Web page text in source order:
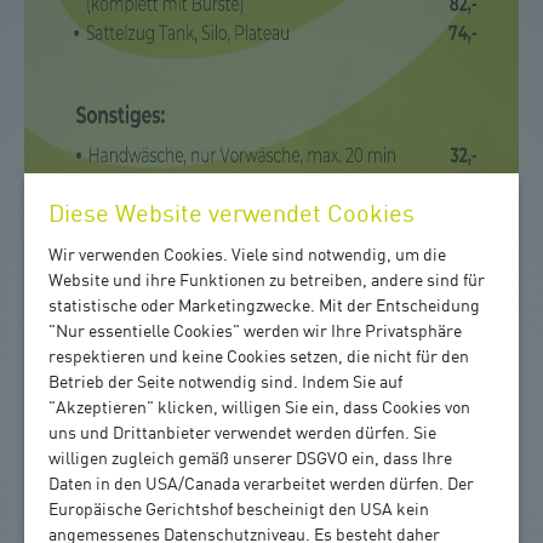
Diese Website verwendet Cookies
Wir verwenden Cookies. Viele sind notwendig, um die
Website und ihre Funktionen zu betreiben, andere sind für
statistische oder Marketingzwecke. Mit der Entscheidung
"Nur essentielle Cookies" werden wir Ihre Privatsphäre
respektieren und keine Cookies setzen, die nicht für den
Betrieb der Seite notwendig sind. Indem Sie auf
"Akzeptieren" klicken, willigen Sie ein, dass Cookies von
uns und Drittanbieter verwendet werden dürfen. Sie
willigen zugleich gemäß unserer DSGVO ein, dass Ihre
Daten in den USA/Canada verarbeitet werden dürfen. Der
Europäische Gerichtshof bescheinigt den USA kein
angemessenes Datenschutzniveau. Es besteht daher